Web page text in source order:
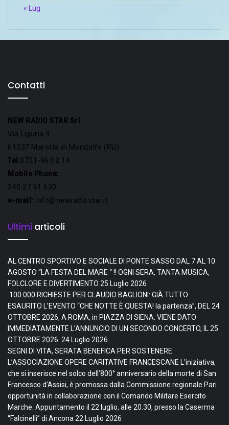
« Lug
Contatti
NEW RADIO STAR Srl
Via Liguria 9
61037 Marotta di Mondolfo (PU)
Tel 0721-96 02 14
Mobile Phone:
340 27 61 630
e-mail: info@newradiostar.it
Ultimi articoli
AL CENTRO SPORTIVO E SOCIALE DI PONTE SASSO DAL 7 AL 10
AGOSTO “LA FESTA DEL MARE “ !! OGNI SERA, TANTA MUSICA,
FOLCLORE E DIVERTIMENTO 25 Luglio 2026
100.000 RICHIESTE PER CLAUDIO BAGLIONI: GIÀ TUTTO
ESAURITO L’EVENTO “CHE NOTTE È QUESTA! la partenza”, DEL 24
OTTOBRE 2026, A ROMA, in PIAZZA DI SIENA. VIENE DATO
IMMEDIATAMENTE L’ANNUNCIO DI UN SECONDO CONCERTO, IL 25
OTTOBRE 2026. 24 Luglio 2026
SEGNI DI VITA, SERATA BENEFICA PER SOSTENERE
L’ASSOCIAZIONE OPERE CARITATIVE FRANCESCANE L’iniziativa,
che si inserisce nel solco dell’800° anniversario della morte di San
Francesco d’Assisi, è promossa dalla Commissione regionale Pari
opportunità in collaborazione con il Comando Militare Esercito
Marche. Appuntamento il 22 luglio, alle 20.30, presso la Caserma
“Falcinelli” di Ancona 22 Luglio 2026